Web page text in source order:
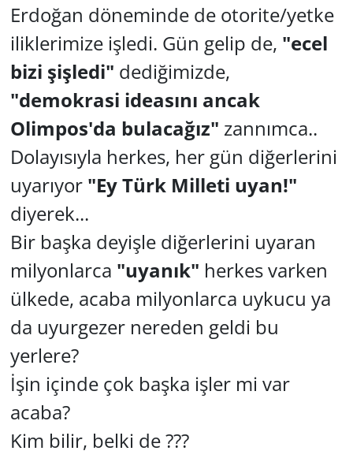
Erdoğan döneminde de otorite/yetke
iliklerimize işledi. Gün gelip de, "ecel
bizi şişledi" dediğimizde,
"demokrasi ideasını ancak
Olimpos'da bulacağız" zannımca..
Dolayısıyla herkes, her gün diğerlerini
uyarıyor "Ey Türk Milleti uyan!"
diyerek...
Bir başka deyişle diğerlerini uyaran
milyonlarca "uyanık" herkes varken
ülkede, acaba milyonlarca uykucu ya
da uyurgezer nereden geldi bu
yerlere?
İşin içinde çok başka işler mi var
acaba?
Kim bilir, belki de ???